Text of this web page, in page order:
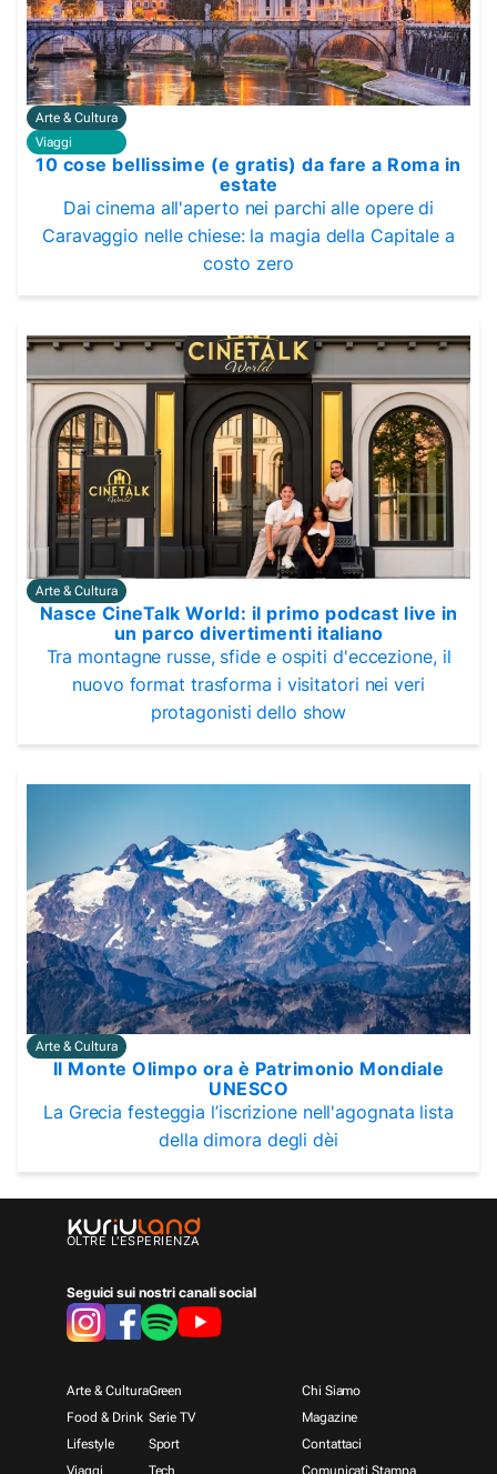
Arte & Cultura
Viaggi
10 cose bellissime (e gratis) da fare a Roma in
estate
Dai cinema all'aperto nei parchi alle opere di
Caravaggio nelle chiese: la magia della Capitale a
costo zero
Arte & Cultura
Nasce CineTalk World: il primo podcast live in
un parco divertimenti italiano
Tra montagne russe, sfide e ospiti d'eccezione, il
nuovo format trasforma i visitatori nei veri
protagonisti dello show
Arte & Cultura
Il Monte Olimpo ora è Patrimonio Mondiale
UNESCO
La Grecia festeggia l’iscrizione nell'agognata lista
della dimora degli dèi
OLTRE L'ESPERIENZA
Seguici sui nostri canali social
Arte & Cultura
Food & Drink
Lifestyle
Viaggi
Green
Serie TV
Sport
Tech
Chi Siamo
Magazine
Contattaci
Comunicati Stampa